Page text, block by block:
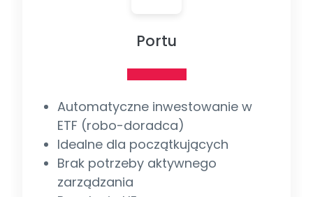
Portu
Automatyczne inwestowanie w
ETF (robo-doradca)
Idealne dla początkujących
Brak potrzeby aktywnego
zarządzania